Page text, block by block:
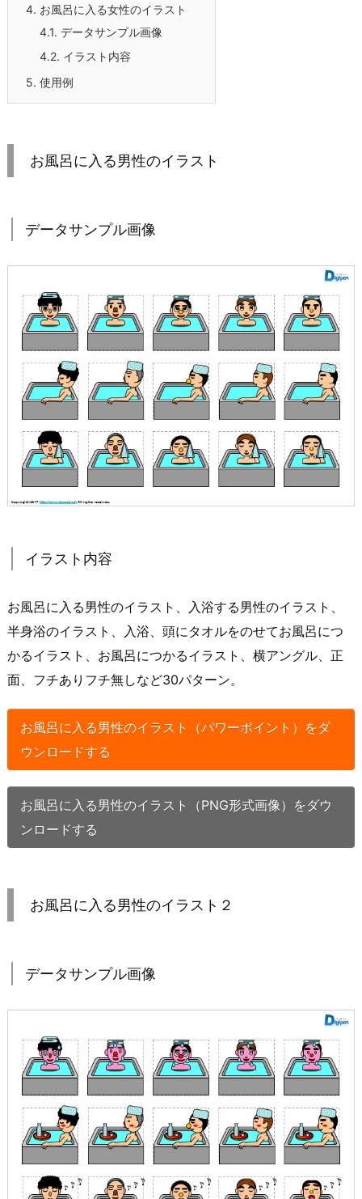
4. お風呂に入る女性のイラスト
4.1. データサンプル画像
4.2. イラスト内容
5. 使用例
お風呂に入る男性のイラスト
データサンプル画像
イラスト内容
お風呂に入る男性のイラスト、入浴する男性のイラスト、
半身浴のイラスト、入浴、頭にタオルをのせてお風呂につ
かるイラスト、お風呂につかるイラスト、横アングル、正
面、フチありフチ無しなど30パターン。
お風呂に入る男性のイラスト（パワーポイント）をダ
ウンロードする
お風呂に入る男性のイラスト（PNG形式画像）をダウ
ンロードする
お風呂に入る男性のイラスト２
データサンプル画像